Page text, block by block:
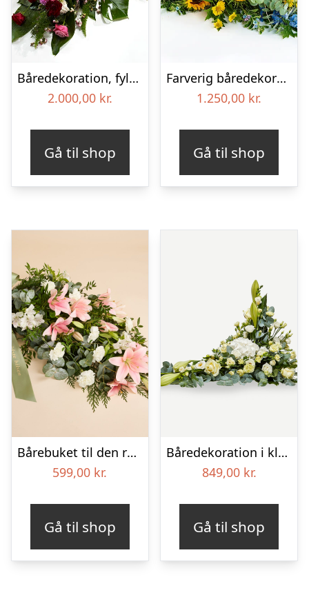
Båredekoration, fyldig – Blomster til begravelse
2.000,00 kr.
Gå til shop
Farverig båredekoration i gul og blå – Blomster til begravelse
1.250,00 kr.
Gå til shop
Bårebuket til den rolige afsked med bånd
599,00 kr.
Gå til shop
Båredekoration i klassisk stil – creme
849,00 kr.
Gå til shop